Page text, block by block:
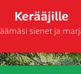
Kerääjille
sienet ja